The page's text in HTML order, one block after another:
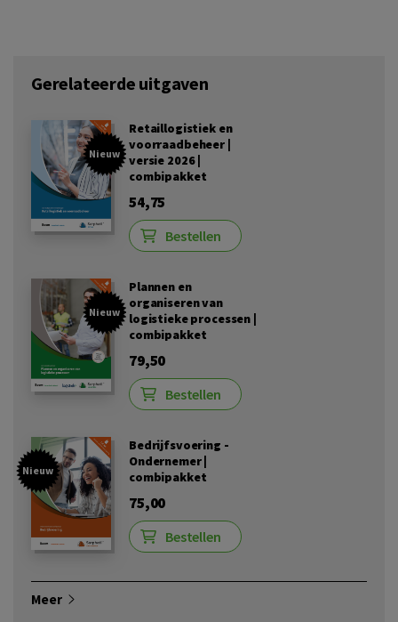
Gerelateerde uitgaven
Nieuw
Retaillogistiek en
voorraadbeheer |
versie 2026 |
combipakket
54,75
Bestellen
Nieuw
Plannen en
organiseren van
logistieke processen |
combipakket
79,50
Bestellen
Nieuw
Bedrijfsvoering -
Ondernemer |
combipakket
75,00
Bestellen
Meer